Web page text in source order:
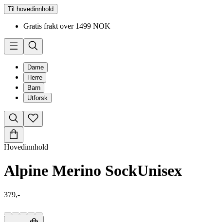
Til hovedinnhold
Gratis frakt over 1499 NOK
Dame
Herre
Barn
Utforsk
Hovedinnhold
Alpine Merino SockUnisex
379,-